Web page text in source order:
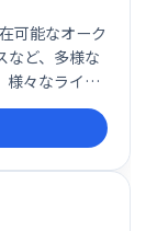
可能なオーク
など、多様な
様々なライフ
トし、理想の
きる検索機
けましょう。